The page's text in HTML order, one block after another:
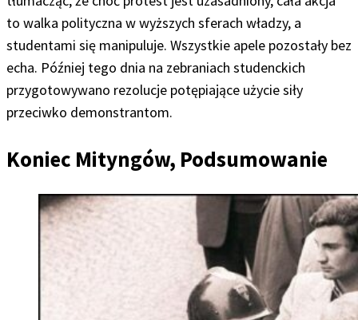
to walka polityczna w wyższych sferach władzy, a
studentami się manipuluje. Wszystkie apele pozostały bez
echa. Później tego dnia na zebraniach studenckich
przygotowywano rezolucje potępiające użycie siły
przeciwko demonstrantom.
Koniec Mityngów, Podsumowanie